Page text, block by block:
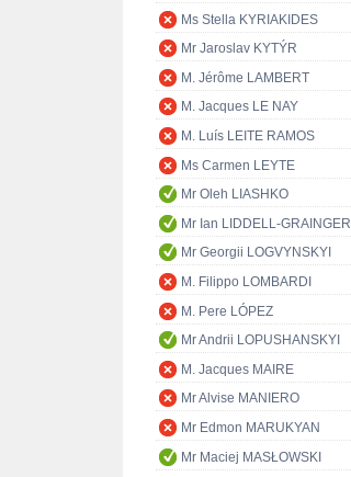
Ms Stella KYRIAKIDES
Mr Jaroslav KYTÝR
M. Jérôme LAMBERT
M. Jacques LE NAY
M. Luís LEITE RAMOS
Ms Carmen LEYTE
Mr Oleh LIASHKO
Mr Ian LIDDELL-GRAINGER
Mr Georgii LOGVYNSKYI
M. Filippo LOMBARDI
M. Pere LÓPEZ
Mr Andrii LOPUSHANSKYI
M. Jacques MAIRE
Mr Alvise MANIERO
Mr Edmon MARUKYAN
Mr Maciej MASŁOWSKI